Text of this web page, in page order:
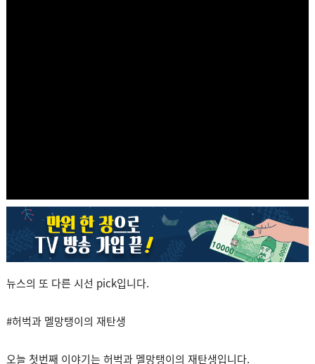
뉴스의 또 다른 시선 pick입니다.
#허벅과 멜망탱이의 재탄생
오늘 첫번째 이야기는 허벅과 멜망탱이의 재탄생입니다.